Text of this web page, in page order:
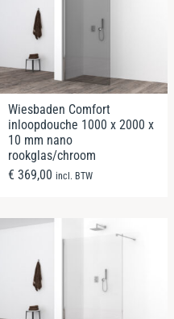
Wiesbaden Comfort
inloopdouche 1000 x 2000 x
10 mm nano
rookglas/chroom
€ 369,00 incl. BTW